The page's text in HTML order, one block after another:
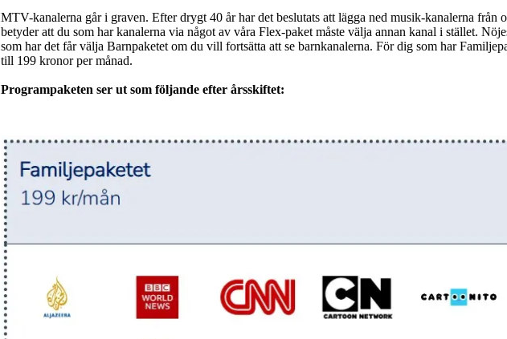
MTV-kanalerna går i graven. Efter drygt 40 år har det beslutats att lägga ned musik-kanalerna från
betyder att du som har kanalerna via något av våra Flex-paket måste välja annan kanal i stället.
som har det får välja Barnpaketet om du vill fortsätta att se barnkanalerna. För dig som har
till 199 kronor per månad.
Programpaketen ser ut som följande efter årsskiftet: